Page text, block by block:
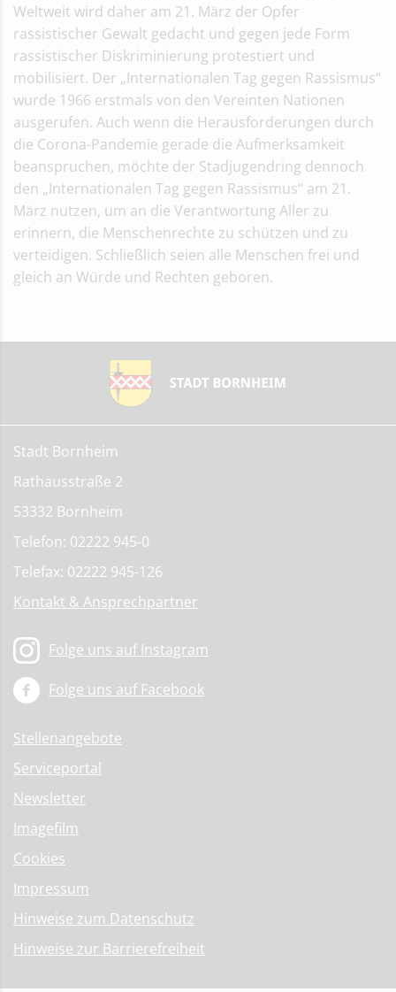
Weltweit wird daher am 21. März der Opfer
rassistischer Gewalt gedacht und gegen jede Form
rassistischer Diskriminierung protestiert und
mobilisiert. Der „Internationalen Tag gegen Rassismus“
wurde 1966 erstmals von den Vereinten Nationen
ausgerufen. Auch wenn die Herausforderungen durch
die Corona-Pandemie gerade die Aufmerksamkeit
beanspruchen, möchte der Stadjugendring dennoch
den „Internationalen Tag gegen Rassismus“ am 21.
März nutzen, um an die Verantwortung Aller zu
erinnern, die Menschenrechte zu schützen und zu
verteidigen. Schließlich seien alle Menschen frei und
gleich an Würde und Rechten geboren.
Stadt Bornheim
Rathausstraße 2
53332 Bornheim
Telefon: 02222 945-0
Telefax: 02222 945-126
Kontakt & Ansprechpartner
Folge uns auf Instagram
Folge uns auf Facebook
Stellenangebote
Serviceportal
Newsletter
Imagefilm
Cookies
Impressum
Hinweise zum Datenschutz
Hinweise zur Barrierefreiheit